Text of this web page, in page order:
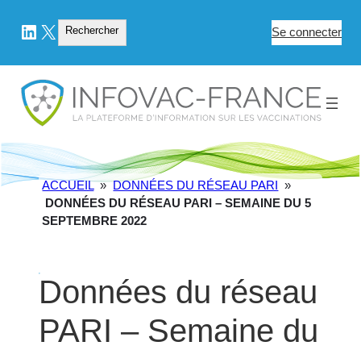
LinkedIn
X Rechercher
Rechercher Se connecter
ACCUEIL » DONNÉES DU RÉSEAU PARI »
DONNÉES DU RÉSEAU PARI – SEMAINE DU 5
SEPTEMBRE 2022
Données du réseau
PARI – Semaine du